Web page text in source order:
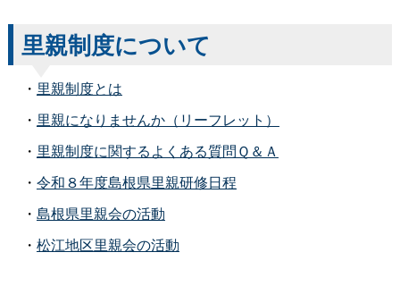
里親制度について
・ 里親制度とは
・ 里親になりませんか（リーフレット）
・ 里親制度に関するよくある質問Ｑ＆Ａ
・ 令和８年度島根県里親研修日程
・ 島根県里親会の活動
・ 松江地区里親会の活動